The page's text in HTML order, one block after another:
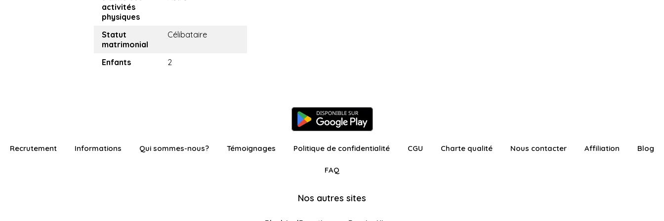
activités
physiques
Statut
matrimonial
Célibataire
Enfants 2
Recrutement Informations Qui sommes-nous? Témoignages Politique de confidentialité CGU Charte qualité Nous contacter Affiliation Blog
FAQ
Nos autres sites